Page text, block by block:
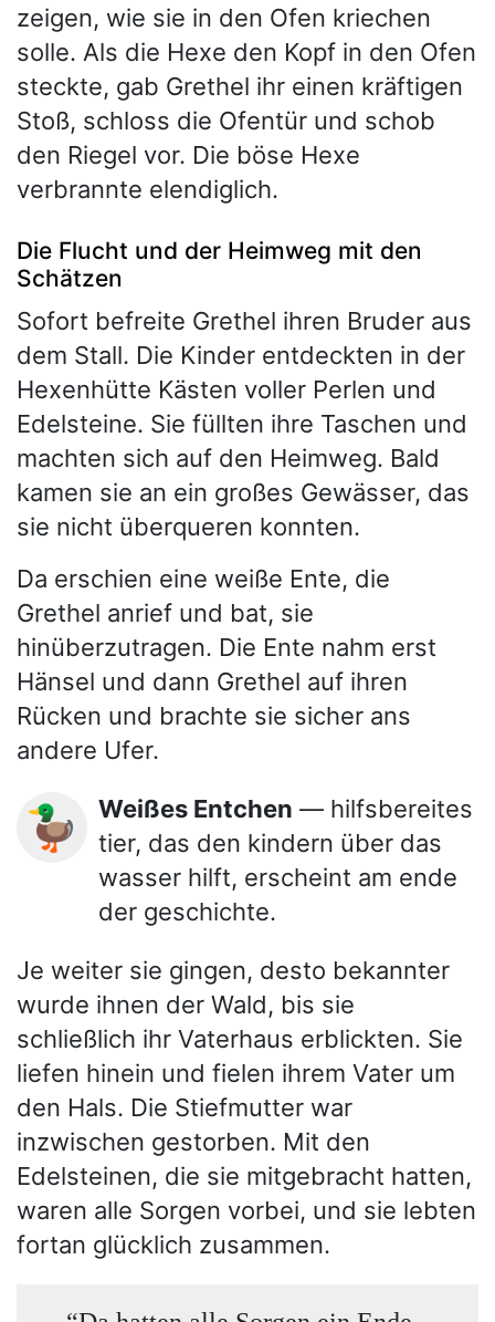
zeigen, wie sie in den Ofen kriechen
solle. Als die Hexe den Kopf in den Ofen
steckte, gab Grethel ihr einen kräftigen
Stoß, schloss die Ofentür und schob
den Riegel vor. Die böse Hexe
verbrannte elendiglich.
Die Flucht und der Heimweg mit den
Schätzen
Sofort befreite Grethel ihren Bruder aus
dem Stall. Die Kinder entdeckten in der
Hexenhütte Kästen voller Perlen und
Edelsteine. Sie füllten ihre Taschen und
machten sich auf den Heimweg. Bald
kamen sie an ein großes Gewässer, das
sie nicht überqueren konnten.
Da erschien eine weiße Ente, die
Grethel anrief und bat, sie
hinüberzutragen. Die Ente nahm erst
Hänsel und dann Grethel auf ihren
Rücken und brachte sie sicher ans
andere Ufer.
🦆 Weißes Entchen — hilfsbereites
tier, das den kindern über das
wasser hilft, erscheint am ende
der geschichte.
Je weiter sie gingen, desto bekannter
wurde ihnen der Wald, bis sie
schließlich ihr Vaterhaus erblickten. Sie
liefen hinein und fielen ihrem Vater um
den Hals. Die Stiefmutter war
inzwischen gestorben. Mit den
Edelsteinen, die sie mitgebracht hatten,
waren alle Sorgen vorbei, und sie lebten
fortan glücklich zusammen.